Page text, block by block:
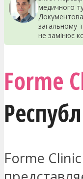
медичного
загальному
не замінює
Forme
Forme